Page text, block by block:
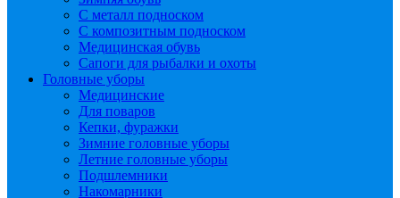
С металл подноском
С композитным подноском
Медицинская обувь
Сапоги для рыбалки и охоты
Головные уборы
Медицинские
Для поваров
Кепки, фуражки
Зимние головные уборы
Летние головные уборы
Подшлемники
Накомарники